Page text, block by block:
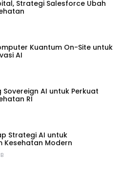
Strategi Salesforce Ubah
Kuantum On-Site untuk
AI
Sovereign AI untuk Perkuat
RI
Strategi AI untuk
Kesehatan Modern